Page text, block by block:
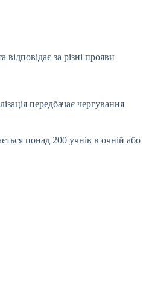
за різні прояви
передбачає чергування
понад 200 учнів в очній або